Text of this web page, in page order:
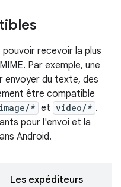
recevoir la plus
Par exemple, une
envoyer du texte, des
être compatible
image/* et video/* .
pour l'envoi et la
Android.
Les expéditeurs